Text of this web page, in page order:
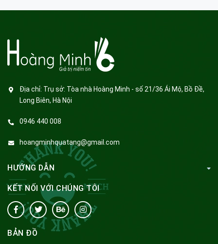
Địa chỉ: Trụ sở: Tòa nhà Hoàng Minh - số 21/36 Ái Mộ, Bồ Đề,
Long Biên, Hà Nội
0946 440 008
hoangminhquatang@gmail.com
HƯỚNG DẪN
KẾT NỐI VỚI CHÚNG TÔI
BẢN ĐỒ